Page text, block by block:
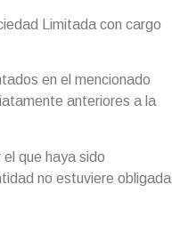
Limitada con cargo
en el mencionado
anteriores a la
que haya sido
no estuviere obligada